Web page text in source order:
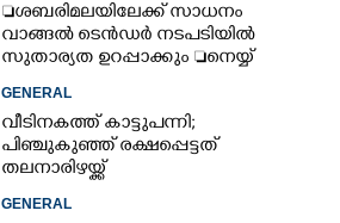
ശബരിമലയിലേക്ക് സാധനം
വാങ്ങൽ ടെൻ‌ഡർ നടപടിയിൽ
സുതാര്യത ഉറപ്പാക്കും നെയ്യ്
GENERAL
വീടിനകത്ത് കാട്ടുപന്നി;
പിഞ്ചുകുഞ്ഞ് രക്ഷപ്പെട്ടത്
തലനാരിഴയ്ക്ക്
GENERAL